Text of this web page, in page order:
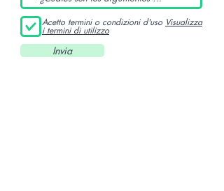
Acetto termini o condizioni d'uso Visualizza
i termini di utilizzo
Invia